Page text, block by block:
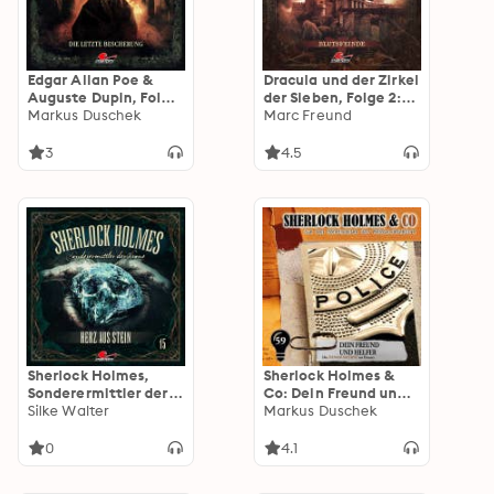
Edgar Allan Poe &
Auguste Dupin, Folge
28: Die letzte
(ungekürzt)
Markus Duschek
3
Dracula und der Zirkel
der Sieben, Folge 2:
Blutsfeinde
Marc Freund
4.5
Sherlock Holmes,
Sonderermittler der
Krone, Folge 15: Herz
Silke Walter
0
Sherlock Holmes &
Co: Dein Freund und
Helfer
Markus Duschek
4.1